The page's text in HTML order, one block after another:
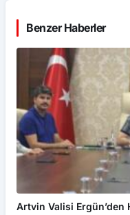
Benzer Haberler
Artvin Valisi Ergün’den